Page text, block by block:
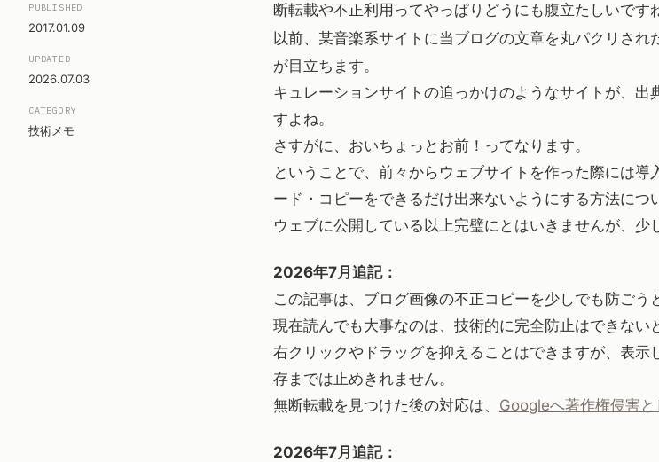
PUBLISHED
2017.01.09
UPDATED
2026.07.03
CATEGORY
技術メモ
断転載や不正利用ってやっぱりどうにも腹立たしいです
以前、某音楽系サイトに当ブログの文章を丸パクリされ
が目立ちます。
キュレーションサイトの追っかけのようなサイトが、
すよね。
さすがに、おいちょっとお前！ってなります。
ということで、前々からウェブサイトを作った際には
ード・コピーをできるだけ出来ないようにする方法につ
ウェブに公開している以上完璧にとはいきませんが、少
2026年7月追記：
この記事は、ブログ画像の不正コピーを少しでも防ごう
現在読んでも大事なのは、技術的に完全防止はできない
右クリックやドラッグを抑えることはできますが、表
存までは止めきれません。
無断転載を見つけた後の対応は、 Googleへ著作権侵害
2026年7月追記：